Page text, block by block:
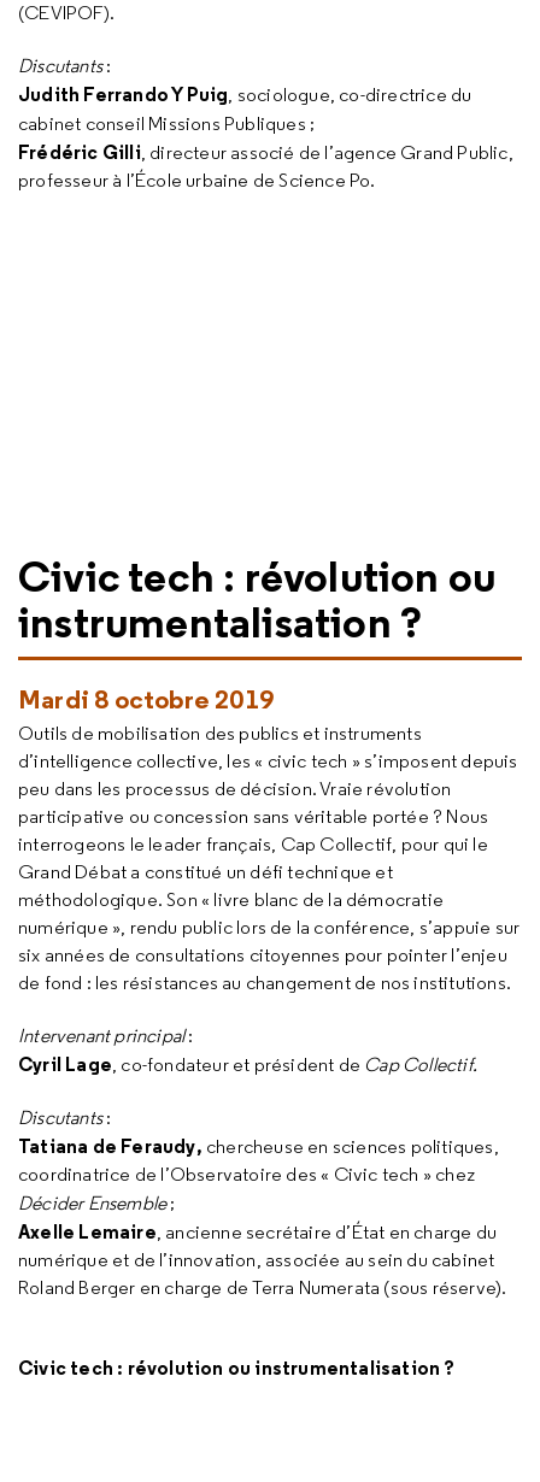
(CEVIPOF).
Discutants:
Judith Ferrando Y Puig, sociologue, co-directrice du
cabinet conseil Missions Publiques ;
Frédéric Gilli, directeur associé de l’agence Grand Public,
professeur à l’École urbaine de Science Po.
Civic tech : révolution ou
instrumentalisation ?
Mardi 8 octobre 2019
Outils de mobilisation des publics et instruments
d’intelligence collective, les « civic tech » s’imposent depuis
peu dans les processus de décision. Vraie révolution
participative ou concession sans véritable portée ? Nous
interrogeons le leader français, Cap Collectif, pour qui le
Grand Débat a constitué un défi technique et
méthodologique. Son « livre blanc de la démocratie
numérique », rendu public lors de la conférence, s’appuie sur
six années de consultations citoyennes pour pointer l’enjeu
de fond : les résistances au changement de nos institutions.
Intervenant principal:
Cyril Lage, co-fondateur et président de Cap Collectif.
Discutants:
Tatiana de Feraudy, chercheuse en sciences politiques,
coordinatrice de l’Observatoire des « Civic tech » chez
Décider Ensemble;
Axelle Lemaire, ancienne secrétaire d’État en charge du
numérique et de l’innovation, associée au sein du cabinet
Roland Berger en charge de Terra Numerata (sous réserve).
Civic tech : révolution ou instrumentalisation ?